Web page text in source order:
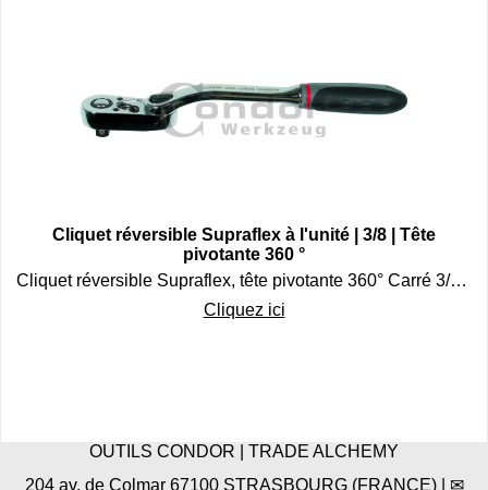
Cliquet réversible Supraflex à l'unité | 3/8 | Tête
pivotante 360 °
Cliquet réversible Supraflex, tête pivotante 360° Carré 3/8" A l'unité.
Cliquez ici
OUTILS CONDOR | TRADE ALCHEMY
204 av. de Colmar 67100 STRASBOURG (FRANCE) | ✉